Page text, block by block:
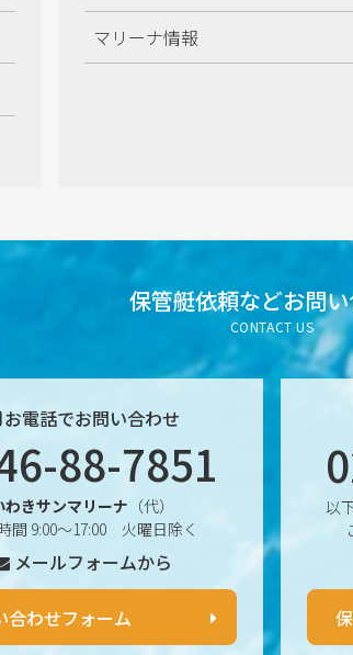
マリーナ情報
保管艇依頼などお問
CONTACT US
お電話でお問い合わせ
88-7851
わきサンマリーナ （代）
間 9:00〜17:00 火曜日除く
メールフォームから
合わせフォーム
以